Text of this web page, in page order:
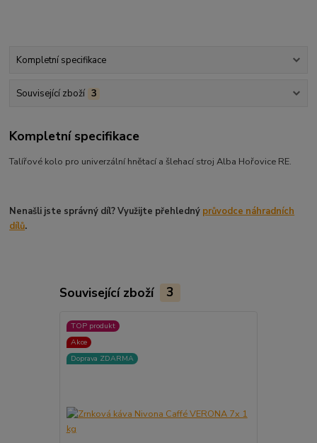
Kompletní specifikace
Související zboží 3
Kompletní specifikace
Talířové kolo pro univerzální hnětací a šlehací stroj Alba Hořovice RE.
Nenašli jste správný díl? Využijte přehledný průvodce náhradních
dílů.
Související zboží 3
TOP produkt
Akce
Doprava ZDARMA